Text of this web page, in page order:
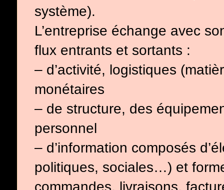
système).
L’entreprise échange avec
flux entrants et sortants :
– d’activité, logistiques
monétaires
– de structure, des
personnel
– d’information composés
politiques, sociales…) et
commandes, livraisons,